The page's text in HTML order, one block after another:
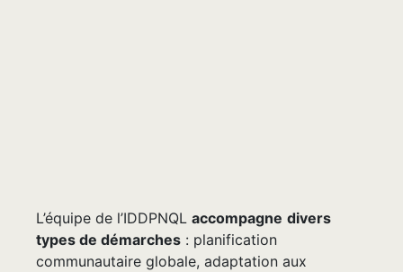
L’équipe de l’IDDPNQL accompagne divers
types de démarches : planification
communautaire globale, adaptation aux